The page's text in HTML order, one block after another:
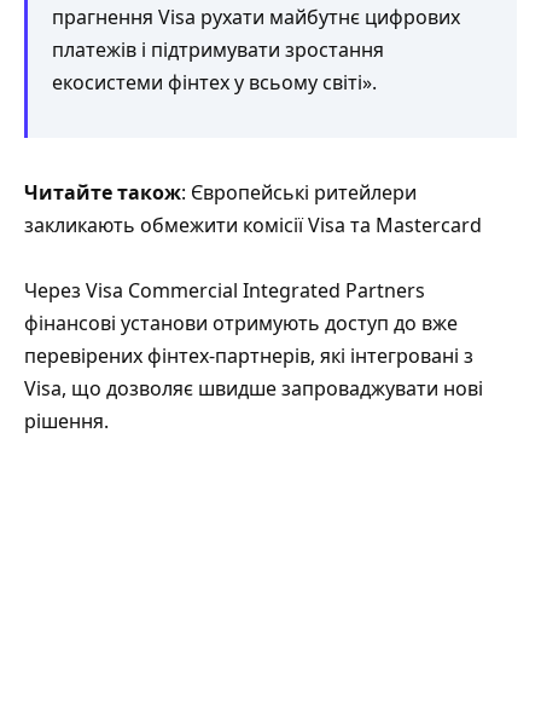
прагнення Visa рухати майбутнє цифрових
платежів і підтримувати зростання
екосистеми фінтех у всьому світі».
Читайте також: Європейські ритейлери
закликають обмежити комісії Visa та Mastercard
Через Visa Commercial Integrated Partners
фінансові установи отримують доступ до вже
перевірених фінтех-партнерів, які інтегровані з
Visa, що дозволяє швидше запроваджувати нові
рішення.